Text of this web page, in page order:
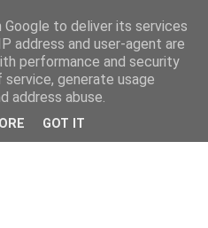
to deliver its services
address and user-agent are
performance and security
generate usage
address abuse.
GOT IT